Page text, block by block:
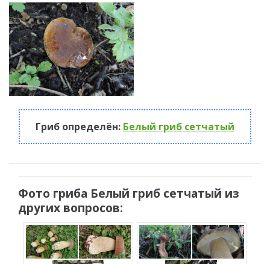
Гриб определён: Белый гриб сетчатый
Фото гриба Белый гриб сетчатый из
других вопросов: